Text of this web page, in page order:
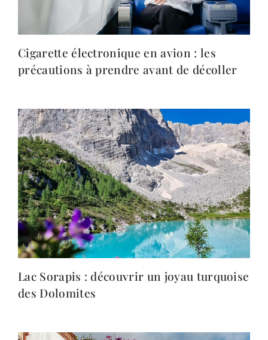
Cigarette électronique en avion : les
précautions à prendre avant de décoller
Lac Sorapis : découvrir un joyau turquoise
des Dolomites